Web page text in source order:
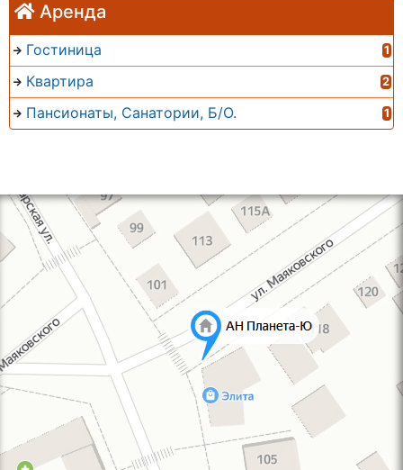
Аренда
Гостиница 1
Квартира 2
Пансионаты, Санатории, Б/О. 1